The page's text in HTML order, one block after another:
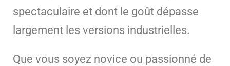
spectaculaire et dont le goût dépasse
largement les versions industrielles.
Que vous soyez novice ou passionné de